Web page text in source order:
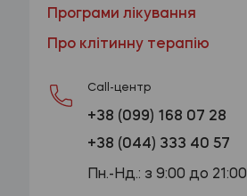
Програми лікування
Про клітинну терапію
Call-центр
+38 (099) 168 07 28
+38 (044) 333 40 57
Пн.-Нд.: з 9:00 до 21:00